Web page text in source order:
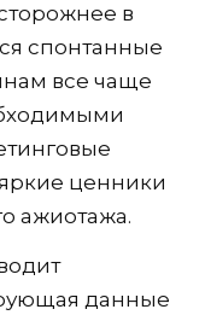
в
спонтанные
все чаще
ценники
ажиотажа.
данные